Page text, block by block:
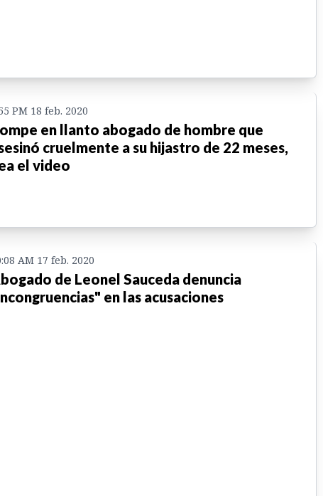
PM 18 feb. 2020
en llanto abogado de hombre que
cruelmente a su hijastro de 22 meses,
el video
AM 17 feb. 2020
de Leonel Sauceda denuncia
en las acusaciones